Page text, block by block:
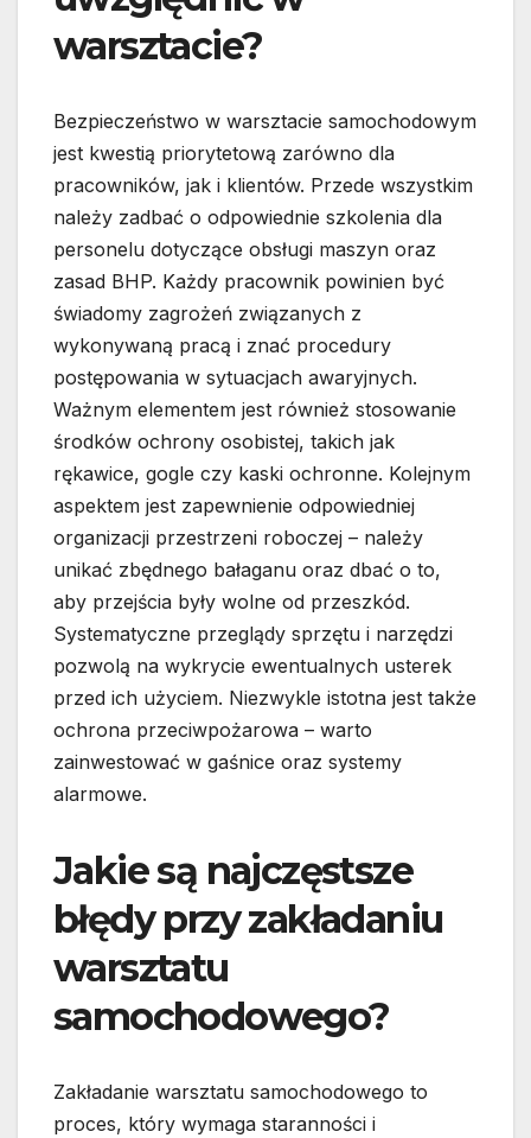
warsztacie?
Bezpieczeństwo w warsztacie samochodowym
jest kwestią priorytetową zarówno dla
pracowników, jak i klientów. Przede wszystkim
należy zadbać o odpowiednie szkolenia dla
personelu dotyczące obsługi maszyn oraz
zasad BHP. Każdy pracownik powinien być
świadomy zagrożeń związanych z
wykonywaną pracą i znać procedury
postępowania w sytuacjach awaryjnych.
Ważnym elementem jest również stosowanie
środków ochrony osobistej, takich jak
rękawice, gogle czy kaski ochronne. Kolejnym
aspektem jest zapewnienie odpowiedniej
organizacji przestrzeni roboczej – należy
unikać zbędnego bałaganu oraz dbać o to,
aby przejścia były wolne od przeszkód.
Systematyczne przeglądy sprzętu i narzędzi
pozwolą na wykrycie ewentualnych usterek
przed ich użyciem. Niezwykle istotna jest także
ochrona przeciwpożarowa – warto
zainwestować w gaśnice oraz systemy
alarmowe.
Jakie są najczęstsze
błędy przy zakładaniu
warsztatu
samochodowego?
Zakładanie warsztatu samochodowego to
proces, który wymaga staranności i